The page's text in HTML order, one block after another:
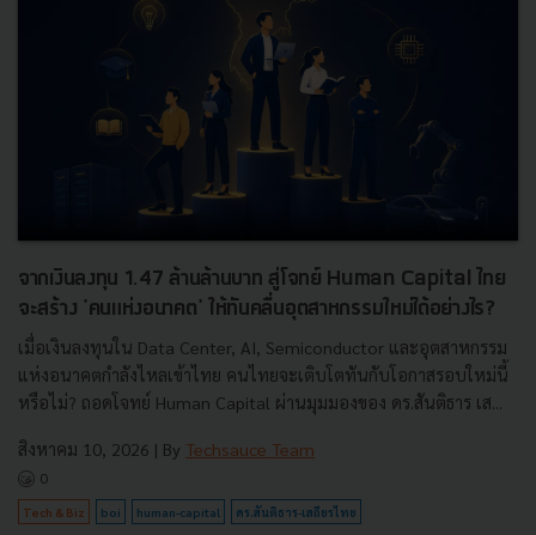
จากเงินลงทุน 1.47 ล้านล้านบาท สู่โจทย์ Human Capital ไทย
จะสร้าง 'คนแห่งอนาคต' ให้ทันคลื่นอุตสาหกรรมใหม่ได้อย่างไร?
เมื่อเงินลงทุนใน Data Center, AI, Semiconductor และอุตสาหกรรม
แห่งอนาคตกำลังไหลเข้าไทย คนไทยจะเติบโตทันกับโอกาสรอบใหม่นี้
หรือไม่? ถอดโจทย์ Human Capital ผ่านมุมมองของ ดร.สันติธาร เส...
สิงหาคม 10, 2026 | By Techsauce Team
0
Tech & Biz boi human-capital ดร.สันติธาร-เสถียรไทย